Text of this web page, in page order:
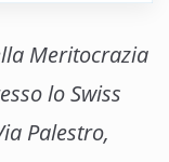
Meritocrazia
lo Swiss
Palestro,